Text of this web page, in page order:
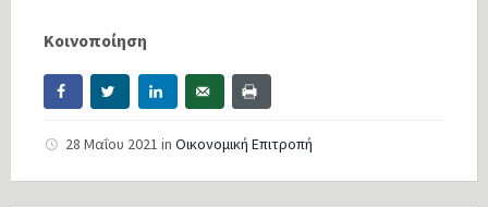
Κοινοποίηση
28 Μαΐου 2021 in Οικονομική Επιτροπή